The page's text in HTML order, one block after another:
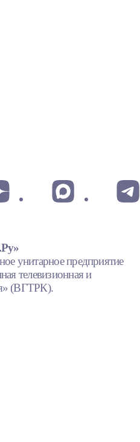
унитарное предприятие
телевизионная и
(ВГТРК).